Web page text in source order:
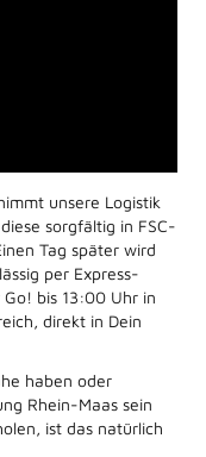
unsere Logistik
sorgfältig in FSC-
Tag später wird
per Express-
bis 13:00 Uhr in
direkt in Dein
haben oder
Rhein-Maas sein
ist das natürlich